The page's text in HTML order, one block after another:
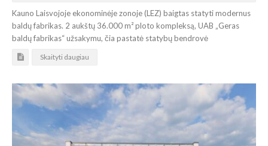
Kauno Laisvojoje ekonominėje zonoje (LEZ) baigtas statyti modernus
baldų fabrikas. 2 aukštų 36.000 m² ploto kompleksą, UAB „Geras
baldų fabrikas“ užsakymu, čia pastatė statybų bendrovė
Skaityti daugiau